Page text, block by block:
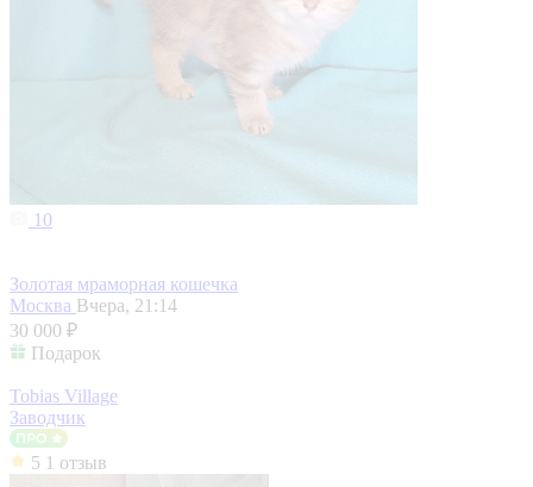
10
Золотая мраморная кошечка
Москва Вчера, 21:14
30 000 ₽
Подарок
Tobias Village
Заводчик
5 1 отзыв